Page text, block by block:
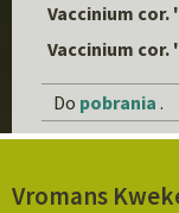
Vaccinium
Vaccinium
Do pobrania .
Vromans